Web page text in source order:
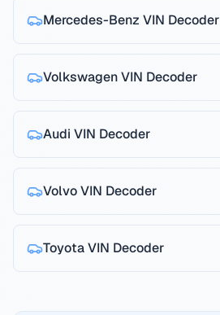
Mercedes-Benz VIN Decoder
VolkswagenVIN Decoder
Audi VIN Decoder
VolvoVIN Decoder
ToyotaVIN Decoder